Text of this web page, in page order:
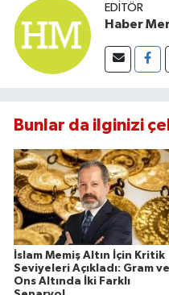
EDITÖR
Haber
Bunlar da ilginizi
İslam Memiş Altın İçin Kritik
Seviyeleri Açıkladı: Gram ve
Ons Altında İki Farklı